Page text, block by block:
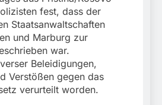
fest, dass der
Staatsanwaltschaften
und Marburg zur
war.
Beleidigungen,
Verstößen gegen das
verurteilt worden.